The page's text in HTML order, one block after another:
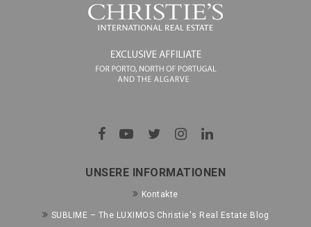
UNSERE INFORMATIONEN
Kontakte
SUBLIME – The LUXIMOS Christie's Real Estate Blog